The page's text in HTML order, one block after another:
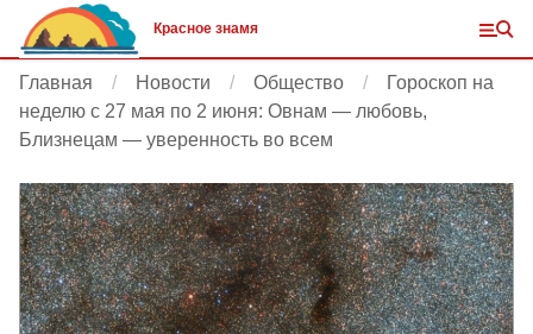
Красное знамя
Главная Новости Общество
Гороскоп на
неделю с 27 мая по 2 июня: Овнам — любовь,
Близнецам — уверенность во всем